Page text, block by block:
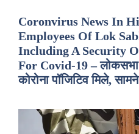
Coronvirus News In
Employees Of Lok
Including A Security
For Covid-19 –
कोरोना पॉजिटिव मिले,